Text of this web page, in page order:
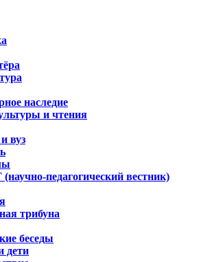
наследие
и чтения
вуз
педагогический вестник)
трибуна
беседы
дети